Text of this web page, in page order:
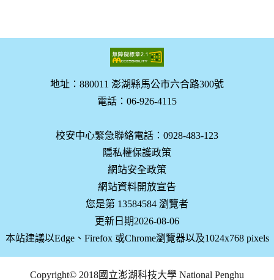
地址：880011 澎湖縣馬公市六合路300號
電話：06-926-4115
校安中心緊急聯絡電話：0928-483-123
隱私權保護政策
網站安全政策
網站資料開放宣告
您是第 13584584 瀏覽者
更新日期2026-08-06
本站建議以Edge、Firefox 或Chrome瀏覽器以及1024x768 pixels
Copyright© 2018國立澎湖科技大學 National Penghu